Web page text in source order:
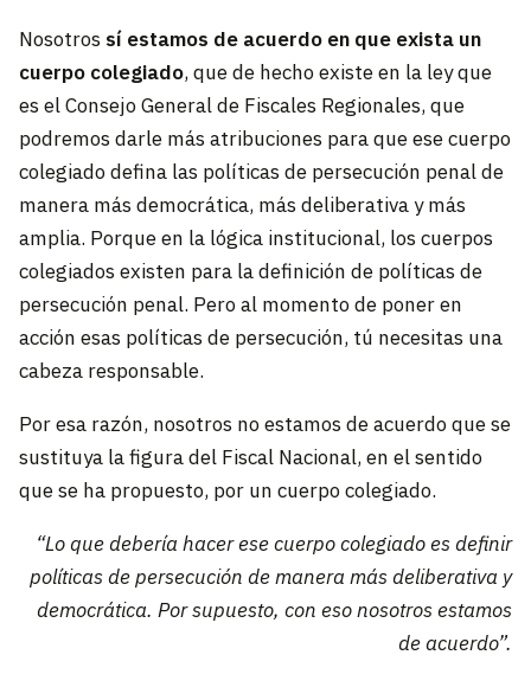
Nosotros sí estamos de acuerdo en que exista un
cuerpo colegiado, que de hecho existe en la ley que
es el Consejo General de Fiscales Regionales, que
podremos darle más atribuciones para que ese cuerpo
colegiado defina las políticas de persecución penal de
manera más democrática, más deliberativa y más
amplia. Porque en la lógica institucional, los cuerpos
colegiados existen para la definición de políticas de
persecución penal. Pero al momento de poner en
acción esas políticas de persecución, tú necesitas una
cabeza responsable.
Por esa razón, nosotros no estamos de acuerdo que se
sustituya la figura del Fiscal Nacional, en el sentido
que se ha propuesto, por un cuerpo colegiado.
“Lo que debería hacer ese cuerpo colegiado es definir
políticas de persecución de manera más deliberativa y
democrática. Por supuesto, con eso nosotros estamos
de acuerdo”.